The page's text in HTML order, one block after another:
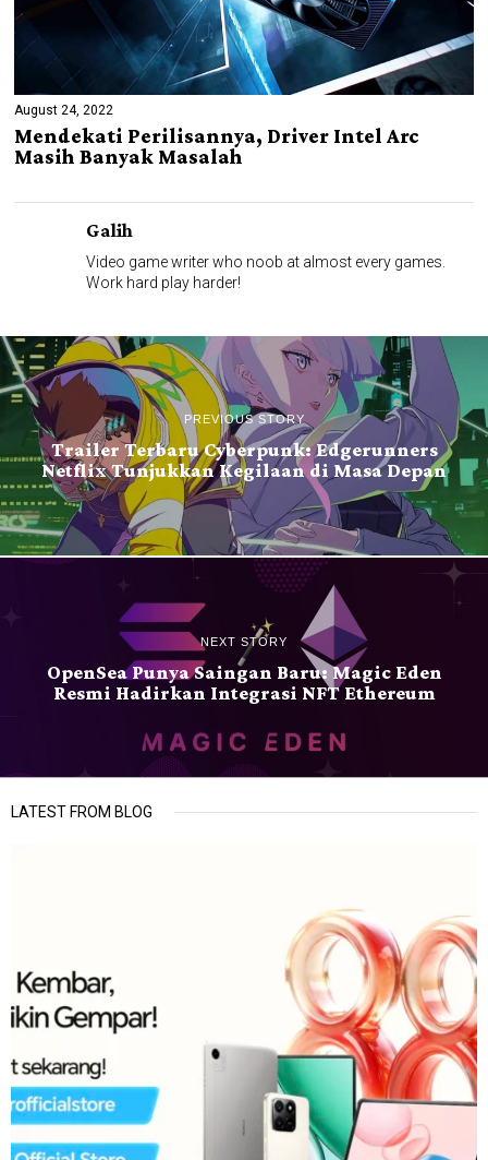
August 24, 2022
Mendekati Perilisannya, Driver Intel Arc
Masih Banyak Masalah
Galih
Video game writer who noob at almost every games.
Work hard play harder!
PREVIOUS STORY
Trailer Terbaru Cyberpunk: Edgerunners
Netflix Tunjukkan Kegilaan di Masa Depan
NEXT STORY
OpenSea Punya Saingan Baru: Magic Eden
Resmi Hadirkan Integrasi NFT Ethereum
LATEST FROM BLOG